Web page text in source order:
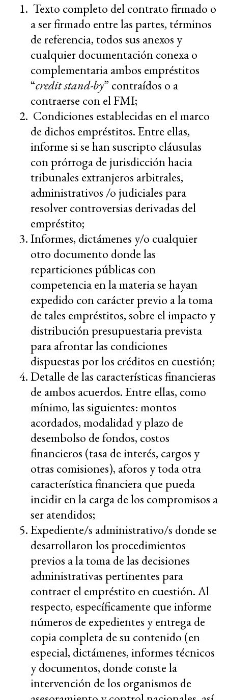
Texto completo del contrato firmado o
a ser firmado entre las partes, términos
de referencia, todos sus anexos y
cualquier documentación conexa o
complementaria ambos empréstitos
“credit stand-by” contraídos o a
contraerse con el FMI;
Condiciones establecidas en el marco
de dichos empréstitos. Entre ellas,
informe si se han suscripto cláusulas
con prórroga de jurisdicción hacia
tribunales extranjeros arbitrales,
administrativos /o judiciales para
resolver controversias derivadas del
empréstito;
Informes, dictámenes y/o cualquier
otro documento donde las
reparticiones públicas con
competencia en la materia se hayan
expedido con carácter previo a la toma
de tales empréstitos, sobre el impacto y
distribución presupuestaria prevista
para afrontar las condiciones
dispuestas por los créditos en cuestión;
Detalle de las características financieras
de ambos acuerdos. Entre ellas, como
mínimo, las siguientes: montos
acordados, modalidad y plazo de
desembolso de fondos, costos
financieros (tasa de interés, cargos y
otras comisiones), aforos y toda otra
característica financiera que pueda
incidir en la carga de los compromisos a
ser atendidos;
Expediente/s administrativo/s donde se
desarrollaron los procedimientos
previos a la toma de las decisiones
administrativas pertinentes para
contraer el empréstito en cuestión. Al
respecto, específicamente que informe
números de expedientes y entrega de
copia completa de su contenido (en
especial, dictámenes, informes técnicos
y documentos, donde conste la
intervención de los organismos de